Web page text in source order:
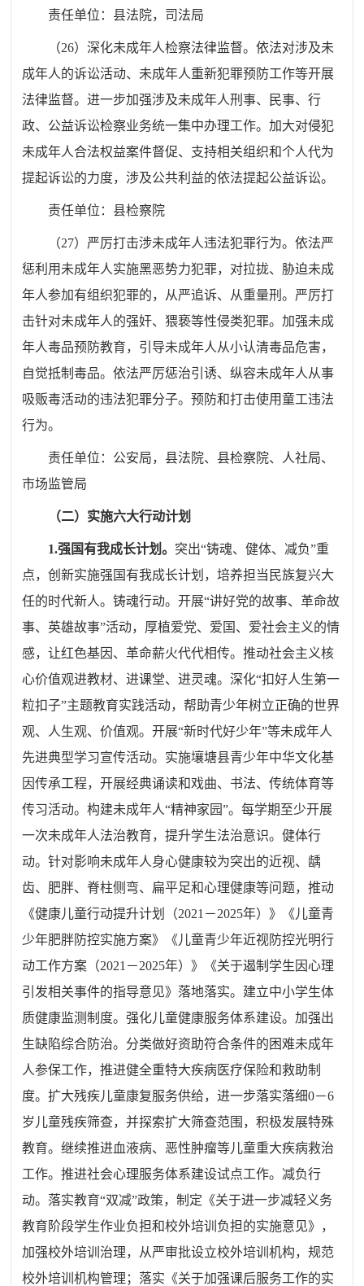
责任单位： 县法院， 司法局
（26）深化未成年人检察法律监督。依法对涉及未
成年人的诉讼活动、未成年人重新犯罪预防工作等开展
法律监督。进一步加强涉及未成年人刑事、民事、行
政、公益诉讼检察业务统一集中办理工作。加大对侵犯
未成年人合法权益案件督促、支持相关组织和个人代为
提起诉讼的力度，涉及公共利益的依法提起公益诉讼。
责任单位： 县检察院
（27）严厉打击涉未成年人违法犯罪行为。依法严
惩利用未成年人实施黑恶势力犯罪，对拉拢、胁迫未成
年人参加有组织犯罪的，从严追诉、从重量刑。严厉打
击针对未成年人的强奸、猥亵等性侵类犯罪。加强未成
年人毒品预防教育，引导未成年人从小认清毒品危害，
自觉抵制毒品。依法严厉惩治引诱、纵容未成年人从事
吸贩毒活动的违法犯罪分子。预防和打击使用童工违法
行为。
责任单位： 公安局， 县法院、 县检察院、人社局、
市场监管局
（二）实施六大行动计划
1.强国有我成长计划。 突出“铸魂、健体、减负”重
点，创新实施强国有我成长计划，培养担当民族复兴大
任的时代新人。铸魂行动。开展“讲好党的故事、革命故
事、英雄故事”活动，厚植爱党、爱国、爱社会主义的情
感，让红色基因、革命薪火代代相传。推动社会主义核
心价值观进教材、进课堂、进灵魂。深化“扣好人生第一
粒扣子”主题教育实践活动，帮助青少年树立正确的世界
观、人生观、价值观。开展“新时代好少年”等未成年人
先进典型学习宣传活动。实施壤塘县青少年中华文化基
因传承工程，开展经典诵读和戏曲、书法、传统体育等
传习活动。构建未成年人“精神家园”。每学期至少开展
一次未成年人法治教育，提升学生法治意识。健体行
动。针对影响未成年人身心健康较为突出的近视、龋
齿、肥胖、脊柱侧弯、扁平足和心理健康等问题，推动
《健康儿童行动提升计划（2021 －2025年）》《儿童青
少年肥胖防控实施方案》《儿童青少年近视防控光明行
动工作方案（2021 －2025年）》《关于遏制学生因心理
引发相关事件的指导意见》落地落实。建立中小学生体
质健康监测制度。强化儿童健康服务体系建设。加强出
生缺陷综合防治。分类做好资助符合条件的困难未成年
人参保工作，推进健全重特大疾病医疗保险和救助制
度。扩大残疾儿童康复服务供给，进一步落实落细0－6
岁儿童残疾筛查，并探索扩大筛查范围，积极发展特殊
教育。继续推进血液病、恶性肿瘤等儿童重大疾病救治
工作。推进社会心理服务体系建设试点工作。减负行
动。落实教育“双减”政策，制定《关于进一步减轻义务
教育阶段学生作业负担和校外培训负担的实施意见》，
加强校外培训治理，从严审批设立校外培训机构，规范
校外培训机构管理；落实《关于加强课后服务工作的实